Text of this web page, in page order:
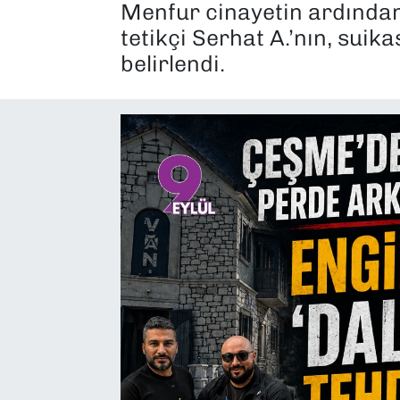
Menfur cinayetin
tetikçi Serhat A.’nın,
belirlendi.
TEKNOLOJİ
YEREL YÖNETİMLER